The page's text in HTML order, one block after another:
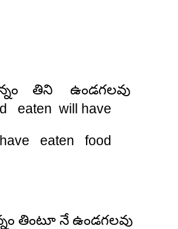
తిని
ఉండగలవు
eaten will have
eaten food
తింటూ నే ఉండగలవు